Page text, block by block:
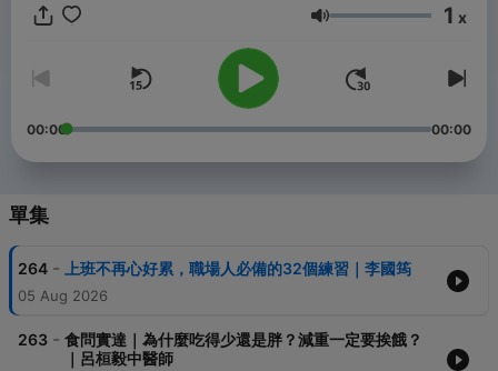
►慢讀——想邀請你在通勤、夜晚、或片刻休息時，用耳朵讀一
►隨心慢慢說——Kelly 將邀請不同領域的來賓，從正念老師到生活
實踐者， 以真誠對話，慢慢說出心裡的故事～
►凱莉慢時光——聽Kelly 說說話。 在這，我們聊聊日常、放鬆與
覺察， 也許在每個你需要的片刻，就能讓你的世界慢下來一點。
►一起來練習正念吧——免費練習音檔
華人正念減壓中心是台灣唯一由美國正念減壓發源地CFM 認證正念
我們專注於正念與正念減壓的專業推廣，提供優質的正念教學，應
用於個人成長、身心健康、兒童親子、校園、臨床、醫療、企業等
諸多領域。
官網｜https://www.mindfulness.com.tw/index
音量 1 x
00:00 00:00
單集
264 - 上班不再心好累，職場人必備的32個練習｜李國筠
05 Aug 2026
263 - 食問實達｜為什麼吃得少還是胖？減重一定要挨餓？
｜呂桓毅中醫師